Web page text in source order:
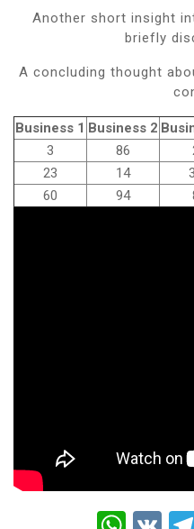
Another short insight
briefly
A concluding thought
Business 1 Business 2
3
86
23
14
60
94